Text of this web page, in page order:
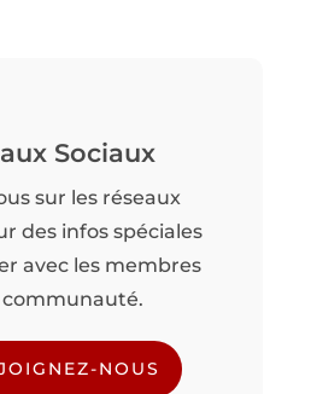
Sociaux
sur les réseaux
des infos spéciales
avec les membres
communauté.
NOUS